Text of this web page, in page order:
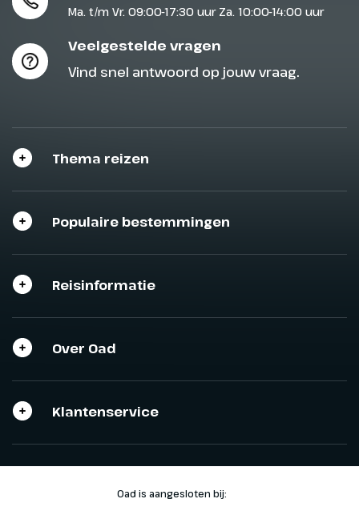
Ma. t/m Vr. 09:00-17:30 uur Za. 10:00-14:00 uur
Veelgestelde vragen
Vind snel antwoord op jouw vraag.
Thema reizen
Populaire bestemmingen
Reisinformatie
Over Oad
Klantenservice
Oad is aangesloten bij: